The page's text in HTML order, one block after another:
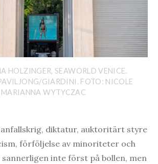
HOLZINGER, SEAWORLD VENICE.
GIARDINI. FOTO: NICOLE
MARIANNA WYTYCZAC
diktatur, auktoritärt styre
förföljelse av minoriteter och
sannerligen inte först på bollen, men